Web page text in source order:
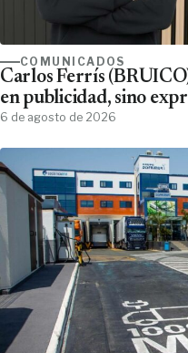
COMUNICADOS
Carlos Ferrís
en publicidad, sino
6 de agosto de 2026